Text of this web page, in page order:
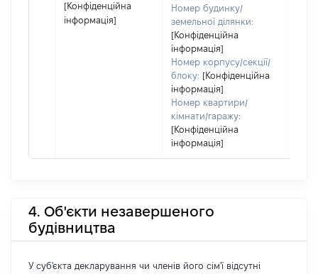
[Конфіденційна
інформація]
Номер будинку/
земельної ділянки:
[Конфіденційна
інформація]
Номер корпусу/секції/
блоку: [Конфіденційна
інформація]
Номер квартири/
кімнати/гаражу:
[Конфіденційна
інформація]
4. Об'єкти незавершеного
будівництва
У суб'єкта декларування чи членів його сім'ї відсутні